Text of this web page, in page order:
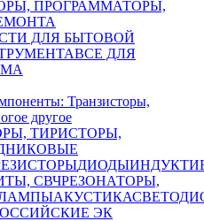
ПРОГРАММАТОРЫ,
ДЛЯ БЫТОВОЙ
ВСЕ ДЛЯ
Транзисторы,
другое
ТИРИСТОРЫ,
ДИОДЫ
СВЧРЕЗОНАТОРЫ,
АКУСТИКА
ЭК